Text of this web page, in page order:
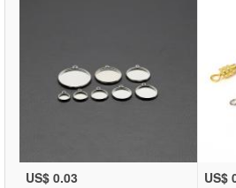
US$ 0.03 US$